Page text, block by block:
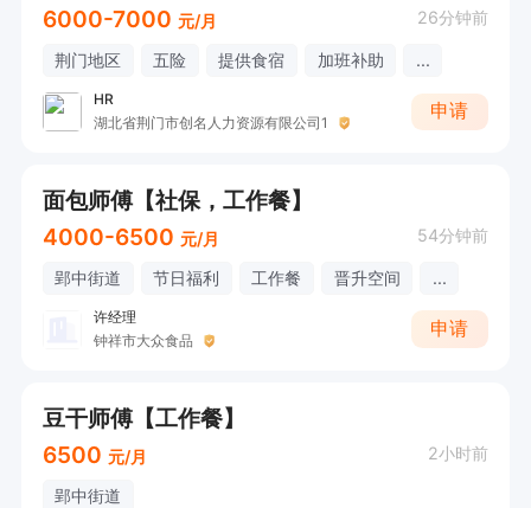
篇章！
6000-7000 元/月 26分钟前
荆门地区 五险 提供食宿 加班补助 ...
HR
湖北省荆门市创名人力资源有限公司1
申请
面包师傅【社保，工作餐】
4000-6500 元/月 54分钟前
郢中街道 节日福利 工作餐 晋升空间 ...
许经理
钟祥市大众食品
申请
豆干师傅【工作餐】
6500 元/月 2小时前
郢中街道